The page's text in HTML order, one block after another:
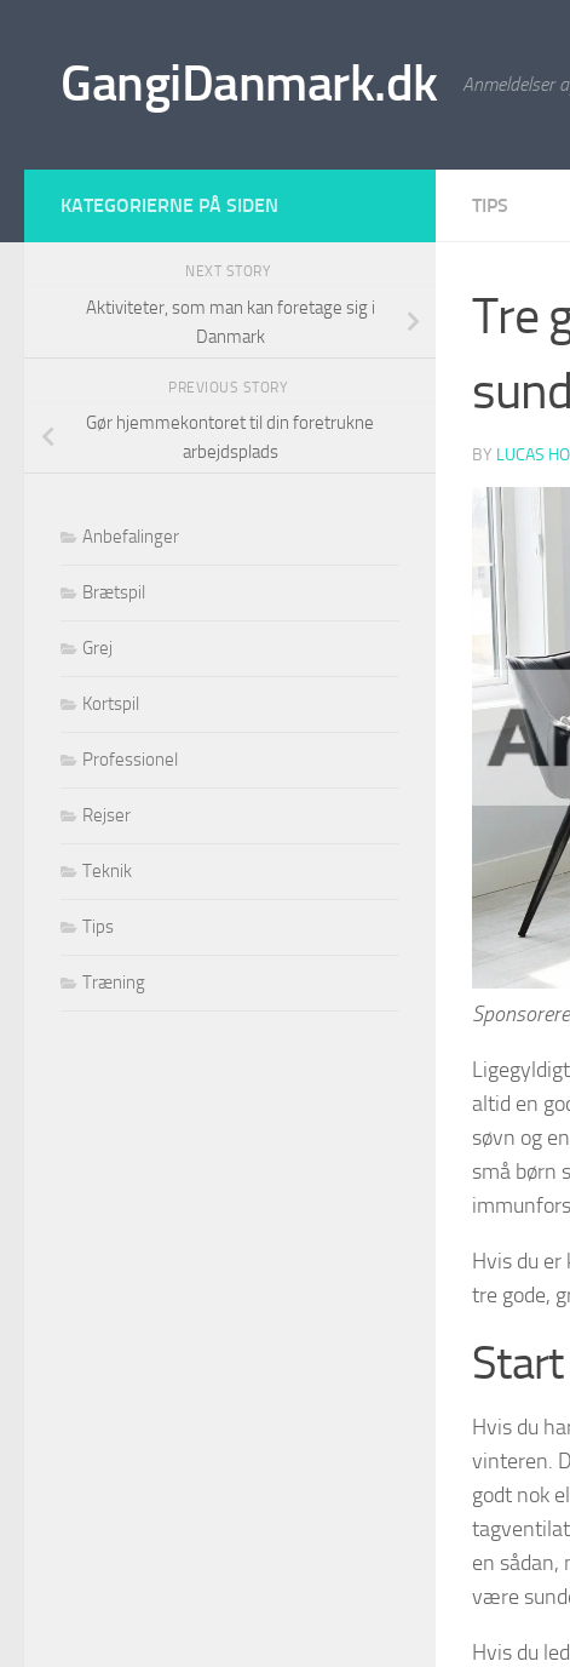
GangiDanmark.dk Anmeldelser
TIPS
Tre
BY LUCAS
altid en
søvn og
små børn
Hvis du
tre gode,
Hvis du
vinteren.
godt nok
en sådan,
være
Hvis du
KATEGORIERNE PÅ SIDEN
NEXT STORY
Aktiviteter, som man kan foretage sig i
Danmark
PREVIOUS STORY
Gør hjemmekontoret til din foretrukne
arbejdsplads
Anbefalinger
Brætspil
Grej
Kortspil
Professionel
Rejser
Teknik
Tips
Træning